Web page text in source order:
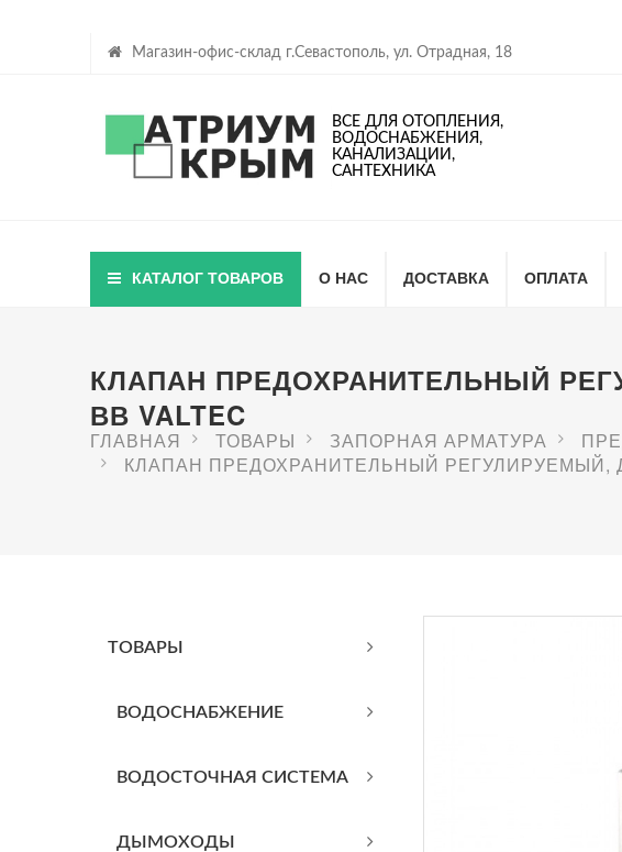
Магазин-офис-склад г.Севастополь, ул. Отрадная, 18
ВСЕ ДЛЯ ОТОПЛЕНИЯ,
ВОДОСНАБЖЕНИЯ,
КАНАЛИЗАЦИИ,
САНТЕХНИКА
КАТАЛОГ ТОВАРОВ О НАС ДОСТАВКА ОПЛАТА
КЛАПАН ПРЕДОХРАНИТЕЛЬНЫЙ
ВВ VALTEC
ГЛАВНАЯ ТОВАРЫ ЗАПОРНАЯ АРМАТУРА
КЛАПАН ПРЕДОХРАНИТЕЛЬНЫЙ РЕГУЛИРУЕМЫЙ,
ТОВАРЫ
BОДОСНАБЖЕНИЕ
ВОДОСТОЧНАЯ СИСТЕМА
ДЫМОХОДЫ